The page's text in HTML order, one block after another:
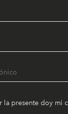
la presente doy mi